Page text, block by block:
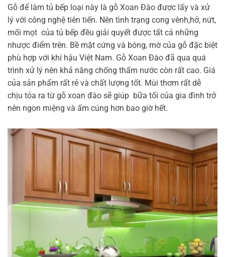
Gỗ để làm tủ bếp loại này là gỗ Xoan Đào được lấy và xử
lý với công nghệ tiên tiến. Nên tình trạng cong vênh,hở, nứt,
mối mọt của tủ bếp đều giải quyết được tất cả những
nhược điểm trên. Bề mặt cứng và bóng, mờ của gỗ đặc biệt
phù hợp với khí hậu Việt Nam. Gỗ Xoan Đào đã qua quá
trình xử lý nên khả năng chống thấm nước còn rất cao. Giá
của sản phẩm rất rẻ và chất lượng tốt. Mùi thơm rất dễ
chịu tỏa ra từ gỗ xoan đào sẽ giúp bữa tối của gia đình trở
nên ngon miệng và ấm cúng hơn bao giờ hết.